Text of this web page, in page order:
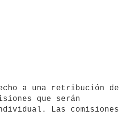
que serán
Las comisiones